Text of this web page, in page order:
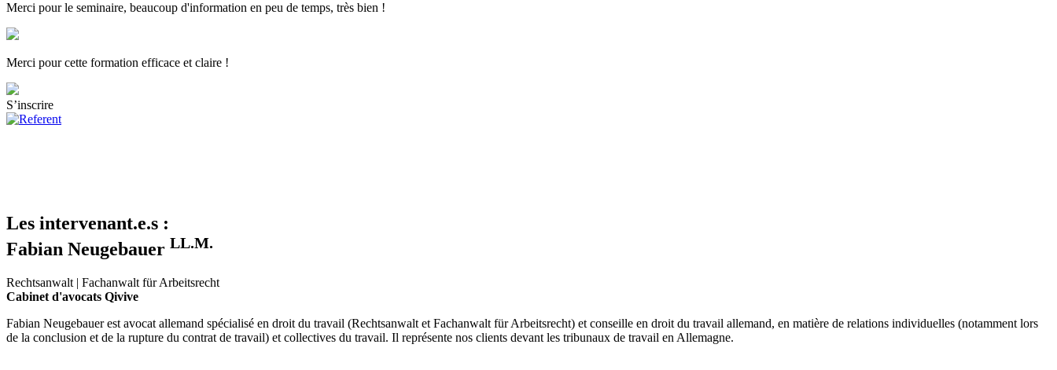
Merci pour le seminaire, beaucoup d'information en peu de temps, très bien !
Merci pour cette formation efficace et claire !
S’inscrire
Les intervenant.e.s :
Fabian Neugebauer LL.M.
Rechtsanwalt | Fachanwalt für Arbeitsrecht
Cabinet d'avocats Qivive
Fabian Neugebauer est avocat allemand spécialisé en droit du travail (Rechtsanwalt et Fachanwalt für Arbeitsrecht) et conseille en droit du travail allemand, en matière de relations individuelles (notamment lors
de la conclusion et de la rupture du contrat de travail) et collectives du travail. Il représente nos clients devant les tribunaux de travail en Allemagne.